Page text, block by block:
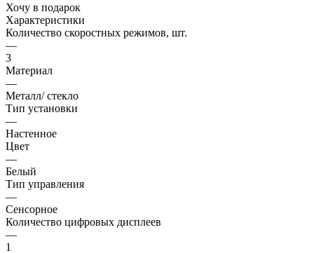
Хочу в подарок
Характеристики
Количество скоростных режимов, шт.
—
3
Материал
—
Металл/ стекло
Тип установки
—
Настенное
Цвет
—
Белый
Тип управления
—
Сенсорное
Количество цифровых дисплеев
—
1